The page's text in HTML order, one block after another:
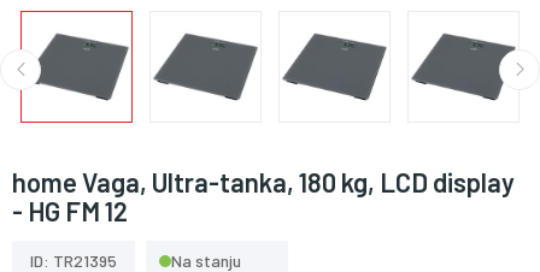
home Vaga, Ultra-tanka, 180 kg, LCD display
- HG FM 12
ID: TR21395 Na stanju